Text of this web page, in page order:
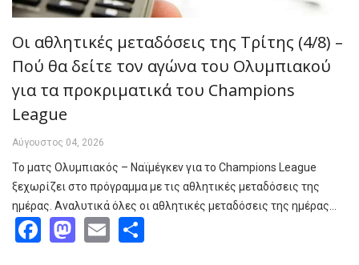
Οι αθλητικές μεταδόσεις της Τρίτης (4/8) –
Πού θα δείτε τον αγώνα του Ολυμπιακού
για τα προκριματικά του Champions
League
Αύγουστος 04, 2026
Το ματς Ολυμπιακός – Ναϊμέγκεν για το Champions League
ξεχωρίζει στο πρόγραμμα με τις αθλητικές μεταδόσεις της
ημέρας. Αναλυτικά όλες οι αθλητικές μεταδόσεις της ημέρας…
Facebook
Mastodon
Email